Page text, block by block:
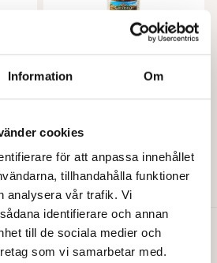
Information Om
cookies
för att anpassa innehållet
tillhandahålla funktioner
analysera vår trafik. Vi
identifierare och annan
till de sociala medier och
som vi samarbetar med.
LA BIO IDEA
50,00kr
Läs mer
också…